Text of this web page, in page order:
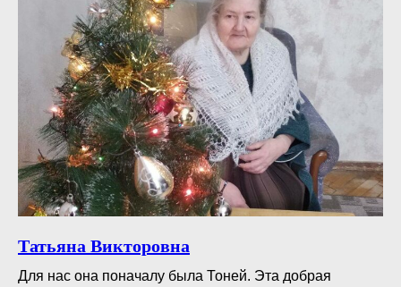
Татьяна Викторовна
Для нас она поначалу была Тоней. Эта добрая